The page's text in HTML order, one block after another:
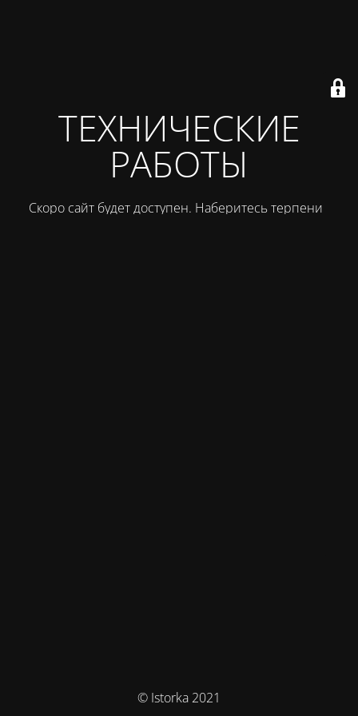
ТЕХНИЧЕСКИЕ
РАБОТЫ
Скоро сайт будет доступен. Наберитесь терпения
© Istorka 2021